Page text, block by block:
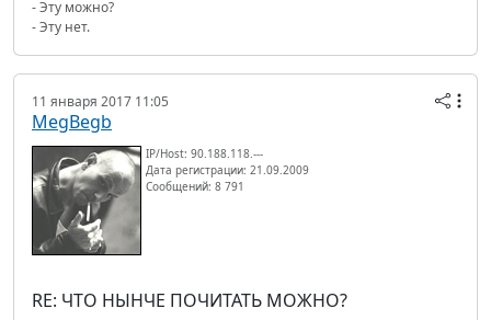
- Эту можно?
- Эту нет.
11 января 2017 11:05
MegBegb
IP/Host: 90.188.118.---
Дата регистрации: 21.09.2009
Сообщений: 8 791
RE: ЧТО НЫНЧЕ ПОЧИТАТЬ МОЖНО?